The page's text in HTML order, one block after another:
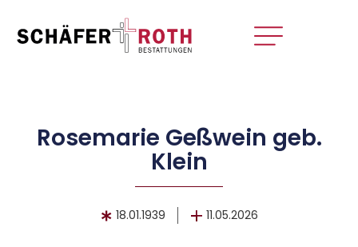
Rosemarie Geßwein geb.
Klein
18.01.1939 11.05.2026